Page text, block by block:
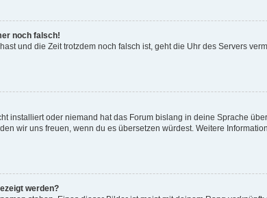
noch falsch!
und die Zeit trotzdem noch falsch ist, geht die Uhr des Servers
installiert oder niemand hat das Forum bislang in deine Sprache
wir uns freuen, wenn du es übersetzen würdest. Weitere
werden?